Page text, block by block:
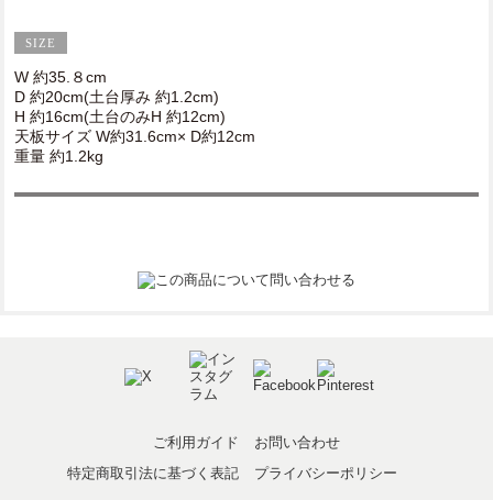
W 約35.８cm
D 約20cm(土台厚み 約1.2cm)
H 約16cm(土台のみH 約12cm)
天板サイズ W約31.6cm× D約12cm
重量 約1.2kg
ご利用ガイド
お問い合わせ
特定商取引法に基づく表記
プライバシーポリシー